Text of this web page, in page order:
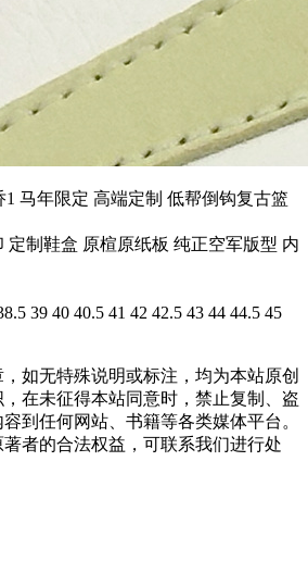
1 马年限定 高端定制 低帮倒钩复古篮
定制鞋盒 原楦原纸板 纯正空军版型 内
39 40 40.5 41 42 42.5 43 44 44.5 45
如无特殊说明或标注，均为本站原创
在未征得本站同意时，禁止复制、盗
到任何网站、书籍等各类媒体平台。
者的合法权益，可联系我们进行处